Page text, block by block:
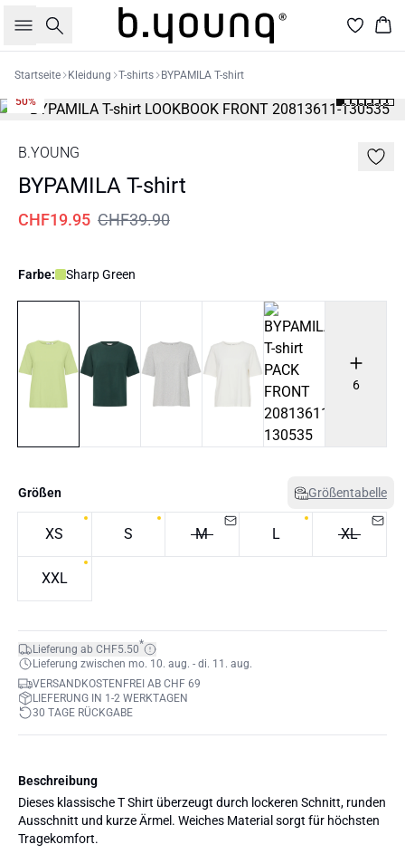
Suche
Startseite Kleidung T-shirts BYPAMILA T-shirt
50%
B.YOUNG
BYPAMILA T-shirt
CHF19.95 CHF39.90
Farbe: Sharp Green
6
Größen Größentabelle
XS S M L XL
XXL
Lieferung ab CHF5.50*
Lieferung zwischen mo. 10. aug. - di. 11. aug.
VERSANDKOSTENFREI AB CHF 69
LIEFERUNG IN 1-2 WERKTAGEN
30 TAGE RÜCKGABE
Beschreibung
Dieses klassische T Shirt überzeugt durch lockeren Schnitt, runden
Ausschnitt und kurze Ärmel. Weiches Material sorgt für höchsten
Tragekomfort.